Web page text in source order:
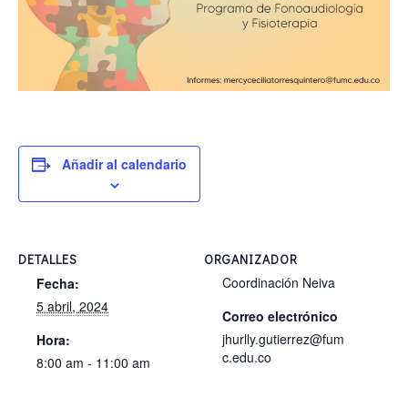
Añadir al calendario
DETALLES
Fecha:
5 abril, 2024
Hora:
8:00 am - 11:00 am
ORGANIZADOR
Coordinación Neiva
Correo electrónico
jhurlly.gutierrez@fum
c.edu.co